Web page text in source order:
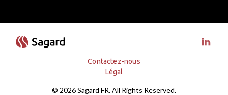
Contactez-nous
Légal
© 2026 Sagard FR. All Rights Reserved.